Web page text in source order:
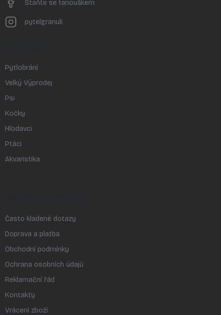
Staňte se fanouškem
pytelgranuli
Pytlobrání
Velký Výprodej
Psi
Kočky
Hlodavci
Ptáci
Akvaristika
Často kladené dotazy
Doprava a platba
Obchodní podmínky
Ochrana osobních údajů
Reklamační řád
Kontakty
Vrácení zboží